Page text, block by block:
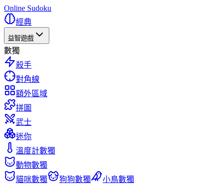
Online Sudoku
經典
益智遊戲
數獨
殺手
對角線
額外區域
拼圖
武士
迷你
溫度計數獨
動物數獨
貓咪數獨
狗狗數獨
小鳥數獨